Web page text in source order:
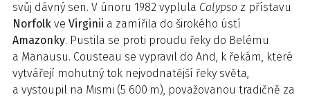
svůj dávný sen. V únoru 1982 vyplula Calypso z přístavu
Norfolk ve Virginii a zamířila do širokého ústí
Amazonky. Pustila se proti proudu řeky do Belému
a Manausu. Cousteau se vypravil do And, k řekám, které
vytvářejí mohutný tok nejvodnatější řeky světa,
a vystoupil na Mismi (5 600 m), považovanou tradičně za